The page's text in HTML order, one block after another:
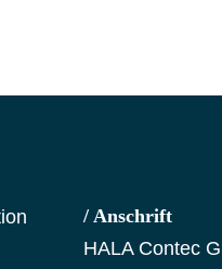
/ Anschrift
HALA Contec